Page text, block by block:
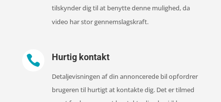
tilskynder dig til at benytte denne mulighed, da
video har stor gennemslagskraft.
 Hurtig kontakt
Detaljevisningen af din annoncerede bil opfordrer
brugeren til hurtigt at kontakte dig. Det er tilmed